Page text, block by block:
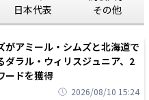
日本代表
その他
がアミール・シムズと北海道で
ダラル・ウィリスジュニア、2
ードを獲得
2026/08/10 15:24